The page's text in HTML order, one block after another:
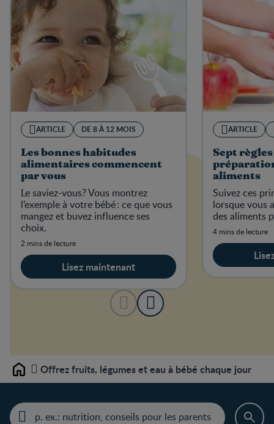
ARTICLE DE 8 À 12 MOIS
Les bonnes habitudes
alimentaires commencent
par vous
Le saviez-vous? Vous montrez
l’exemple à votre bébé : ce que vous
mangez et buvez influence ses
choix.
2 mins de lecture
Lisez maintenant
ARTICLE
Sept règles
aliments
Suivez ces
lorsque vous
des aliments
4 mins de lecture
Home Offrez fruits, légumes et eau à bébé chaque jour